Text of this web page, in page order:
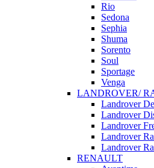
Rio
Sedona
Sephia
Shuma
Sorento
Soul
Sportage
Venga
LANDROVER/
Landrover
Landrover
Landrover
Landrover
Landrover
RENAULT